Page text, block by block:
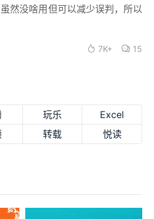
然没啥用但可以减少误判，所以
7K+ 15
玩乐
Excel
转载 悦读